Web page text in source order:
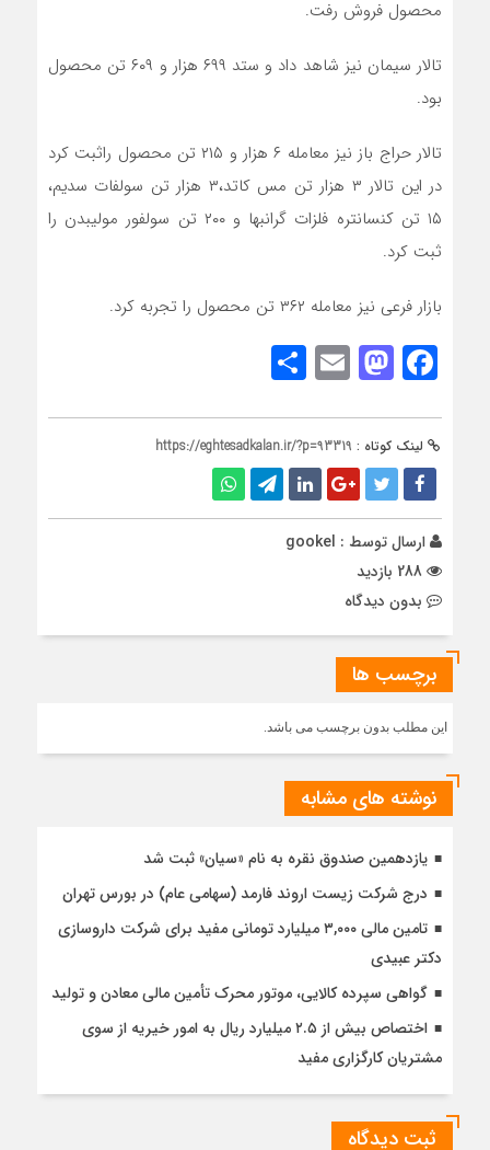
محصول فروش رفت.
تالار سیمان نیز شاهد داد و ستد ۶۹۹ هزار و ۶۰۹ تن محصول
بود.
تالار حراج باز نیز معامله ۶ هزار و ۲۱۵ تن محصول راثبت کرد
در این تالار ۳ هزار تن مس کاتد،۳ هزار تن سولفات سدیم،
۱۵ تن کنسانتره فلزات گرانبها و ۲۰۰ تن سولفور مولیبدن را
ثبت کرد.
بازار فرعی نیز معامله ۳۶۲ تن محصول را تجربه کرد.
Facebook
Mastodon
Email
لینک کوتاه : https://eghtesadkalan.ir/?p=93319
ارسال توسط : gookel
بدون دیدگاه
برچسب ها
این مطلب بدون برچسب می باشد.
نوشته های مشابه
یازدهمین صندوق نقره به نام «سیان» ثبت شد
درج شرکت زیست اروند فارمد (سهامی عام) در بورس تهران
تامین مالی ۳,۰۰۰ میلیارد تومانی مفید برای شرکت داروسازی
دکتر عبیدی
گواهی سپرده کالایی، موتور محرک تأمین مالی معادن و تولید
اختصاص بیش از ۲.۵ میلیارد ریال به امور خیریه از سوی
مشتریان کارگزاری مفید
ثبت دیدگاه